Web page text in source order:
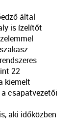
által
is ízelítőt
22
kiemelt
a csapatvezetői
aki időközben